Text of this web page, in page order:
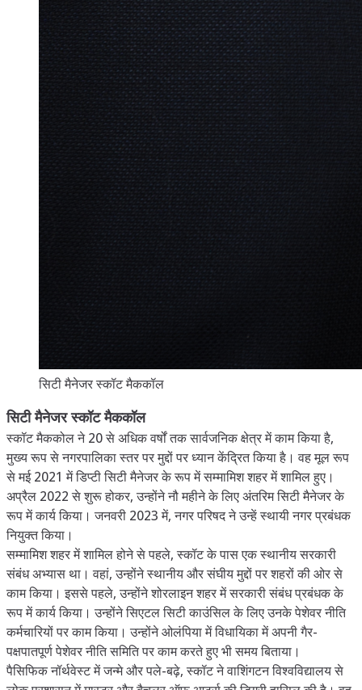
सिटी मैनेजर स्कॉट मैककॉल
सिटी मैनेजर स्कॉट मैककॉल
स्कॉट मैककोल ने 20 से अधिक वर्षों तक सार्वजनिक क्षेत्र में काम किया है,
मुख्य रूप से नगरपालिका स्तर पर मुद्दों पर ध्यान केंद्रित किया है। वह मूल रूप
से मई 2021 में डिप्टी सिटी मैनेजर के रूप में सम्मामिश शहर में शामिल हुए।
अप्रैल 2022 से शुरू होकर, उन्होंने नौ महीने के लिए अंतरिम सिटी मैनेजर के
रूप में कार्य किया। जनवरी 2023 में, नगर परिषद ने उन्हें स्थायी नगर प्रबंधक
नियुक्त किया।
सम्मामिश शहर में शामिल होने से पहले, स्कॉट के पास एक स्थानीय सरकारी
संबंध अभ्यास था। वहां, उन्होंने स्थानीय और संघीय मुद्दों पर शहरों की ओर से
काम किया। इससे पहले, उन्होंने शोरलाइन शहर में सरकारी संबंध प्रबंधक के
रूप में कार्य किया। उन्होंने सिएटल सिटी काउंसिल के लिए उनके पेशेवर नीति
कर्मचारियों पर काम किया। उन्होंने ओलंपिया में विधायिका में अपनी गैर-
पक्षपातपूर्ण पेशेवर नीति समिति पर काम करते हुए भी समय बिताया।
पैसिफिक नॉर्थवेस्ट में जन्मे और पले-बढ़े, स्कॉट ने वाशिंगटन विश्वविद्यालय से